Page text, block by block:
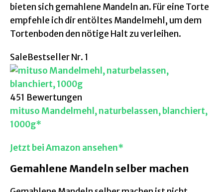
bieten sich gemahlene Mandeln an. Für eine Torte
empfehle ich dir entöltes Mandelmehl, um dem
Tortenboden den nötige Halt zu verleihen.
SaleBestseller Nr. 1
451 Bewertungen
mituso Mandelmehl, naturbelassen, blanchiert,
1000g*
Jetzt bei Amazon ansehen*
Gemahlene Mandeln selber machen